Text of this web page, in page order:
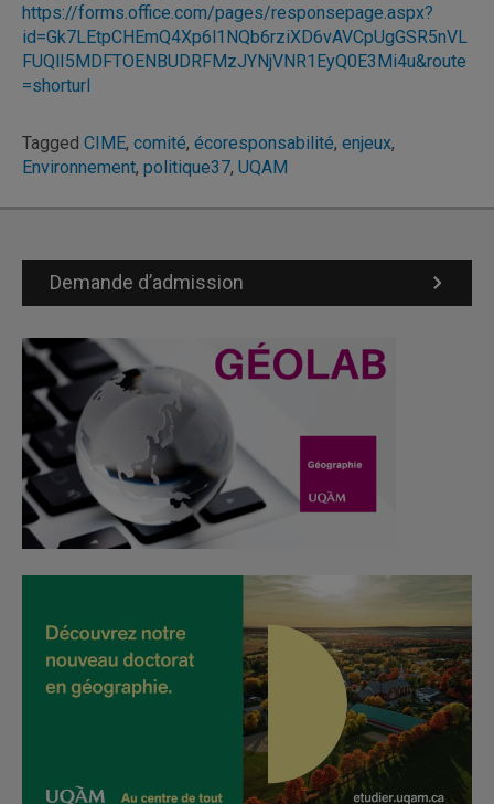
https://forms.office.com/pages/responsepage.aspx?
id=Gk7LEtpCHEmQ4Xp6l1NQb6rziXD6vAVCpUgGSR5nVL
FUQlI5MDFTOENBUDRFMzJYNjVNR1EyQ0E3Mi4u&route
=shorturl
Tagged CIME, comité, écoresponsabilité, enjeux,
Environnement, politique37, UQAM
Demande d’admission